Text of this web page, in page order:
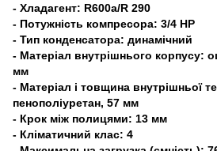
- Хладагент: R600a/R 290
- Потужність компресора: 3/4 HP
- Тип конденсатора: динамічний
- Матеріал внутрішнього корпусу:
мм
- Матеріал і товщина внутрішньої
пенополіуретан, 57 мм
- Крок між полицями: 13 мм
- Кліматичний клас: 4